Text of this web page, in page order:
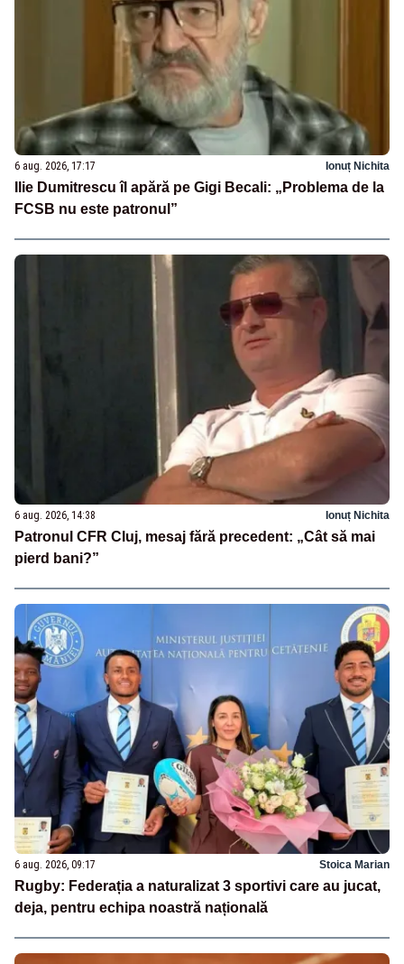
6 aug. 2026, 17:17 Ionuț Nichita
Ilie Dumitrescu îl apără pe Gigi Becali: „Problema de la
FCSB nu este patronul”
6 aug. 2026, 14:38 Ionuț Nichita
Patronul CFR Cluj, mesaj fără precedent: „Cât să mai
pierd bani?”
6 aug. 2026, 09:17 Stoica Marian
Rugby: Federația a naturalizat 3 sportivi care au jucat,
deja, pentru echipa noastră națională